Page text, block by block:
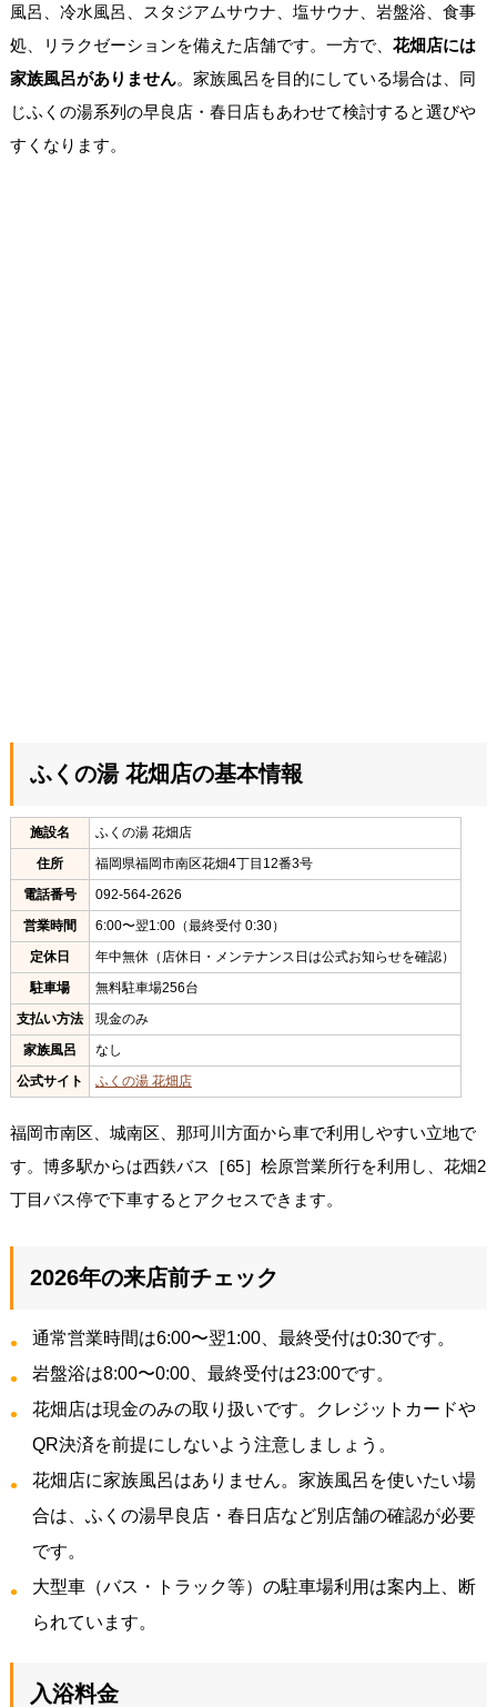
風呂、冷水風呂、スタジアムサウナ、塩サウナ、岩盤浴、食事
処、リラクゼーションを備えた店舗です。一方で、 花畑店には
家族風呂がありません。家族風呂を目的にしている場合は、同
じふくの湯系列の早良店・春日店もあわせて検討すると選びや
すくなります。
ふくの湯 花畑店の基本情報
施設名
ふくの湯 花畑店
住所
福岡県福岡市南区花畑4丁目12番3号
電話番号
092-564-2626
営業時間
6:00〜翌1:00（最終受付 0:30）
定休日
年中無休（店休日・メンテナンス日は公式お知らせを確認）
駐車場
無料駐車場256台
支払い方法
現金のみ
家族風呂
なし
公式サイト
ふくの湯 花畑店
福岡市南区、城南区、那珂川方面から車で利用しやすい立地で
す。博多駅からは西鉄バス［65］桧原営業所行を利用し、花畑2
丁目バス停で下車するとアクセスできます。
2026年の来店前チェック
通常営業時間は6:00〜翌1:00、最終受付は0:30です。
岩盤浴は8:00〜0:00、最終受付は23:00です。
花畑店は現金のみの取り扱いです。クレジットカードや
QR決済を前提にしないよう注意しましょう。
花畑店に家族風呂はありません。家族風呂を使いたい場
合は、ふくの湯早良店・春日店など別店舗の確認が必要
です。
大型車（バス・トラック等）の駐車場利用は案内上、断
られています。
入浴料金